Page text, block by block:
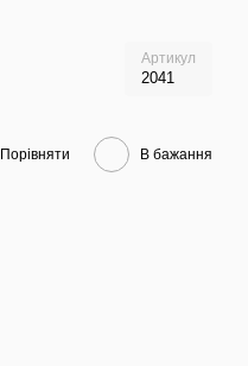
Артикул
2041
Порівняти В бажання